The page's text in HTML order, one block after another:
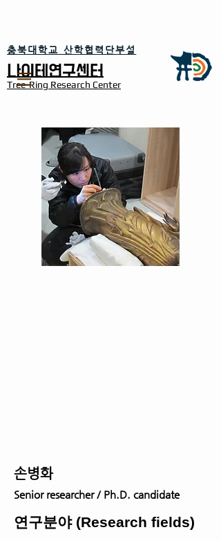
​충북대학교 산학협력단부설
​나이테연구센터
Tree-Ring Research Center
손병화
Senior researcher / Ph.D. candidate
연구분야 (Research fields)